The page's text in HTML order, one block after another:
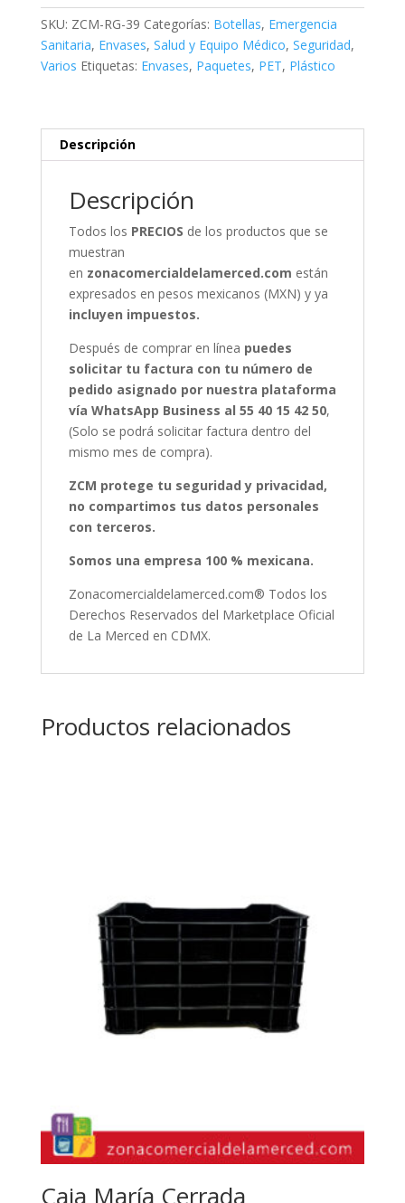
50
cantidad
SKU: ZCM-RG-39 Categorías: Botellas, Emergencia
Sanitaria, Envases, Salud y Equipo Médico, Seguridad,
Varios Etiquetas: Envases, Paquetes, PET, Plástico
Descripción
Descripción
Todos los PRECIOS de los productos que se
muestran
en zonacomercialdelamerced.com están
expresados en pesos mexicanos (MXN) y ya
incluyen impuestos.
Después de comprar en línea puedes
solicitar tu factura con tu número de
pedido asignado por nuestra plataforma
vía WhatsApp Business al 55 40 15 42 50,
(Solo se podrá solicitar factura dentro del
mismo mes de compra).
ZCM protege tu seguridad y privacidad,
no compartimos tus datos personales
con terceros.
Somos una empresa 100 % mexicana.
Zonacomercialdelamerced.com® Todos los
Derechos Reservados del Marketplace Oficial
de La Merced en CDMX.
Productos relacionados
Caja María Cerrada